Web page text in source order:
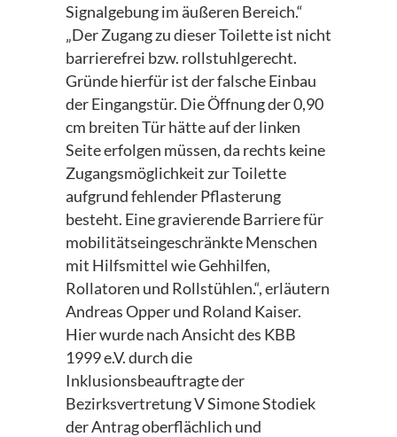
Signalgebung im äußeren Bereich.“
„Der Zugang zu dieser Toilette ist nicht
barrierefrei bzw. rollstuhlgerecht.
Gründe hierfür ist der falsche Einbau
der Eingangstür. Die Öffnung der 0,90
cm breiten Tür hätte auf der linken
Seite erfolgen müssen, da rechts keine
Zugangsmöglichkeit zur Toilette
aufgrund fehlender Pflasterung
besteht. Eine gravierende Barriere für
mobilitätseingeschränkte Menschen
mit Hilfsmittel wie Gehhilfen,
Rollatoren und Rollstühlen.“, erläutern
Andreas Opper und Roland Kaiser.
Hier wurde nach Ansicht des KBB
1999 e.V. durch die
Inklusionsbeauftragte der
Bezirksvertretung V Simone Stodiek
der Antrag oberflächlich und